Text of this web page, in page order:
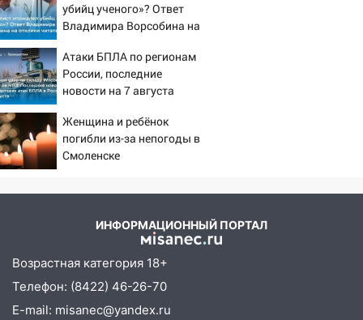
убийц ученого»? Ответ
Владимира Ворсобина на
Атаки БПЛА по регионам
России, последние
новости на 7 августа
на склады Wildberries,
состояние пострадавших
Женщина и ребёнок
погибли из-за непогоды в
Смоленске
ИНФОРМАЦИОННЫЙ ПОРТАЛ
Возрастная категория 18+
Телефон: (8422) 46-26-70
E-mail: misanec@yandex.ru